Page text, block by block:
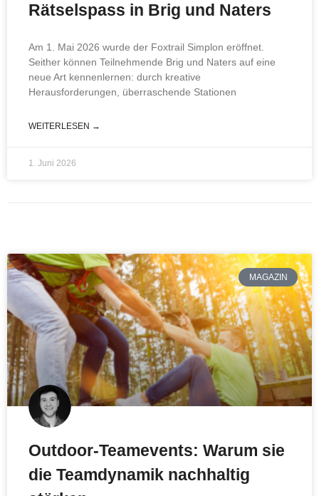
Rätselspass in Brig und Naters
Am 1. Mai 2026 wurde der Foxtrail Simplon eröffnet.
Seither können Teilnehmende Brig und Naters auf eine
neue Art kennenlernen: durch kreative
Herausforderungen, überraschende Stationen
WEITERLESEN →
1. Juni 2026
MAGAZIN
Outdoor‑Teamevents: Warum sie
die Teamdynamik nachhaltig